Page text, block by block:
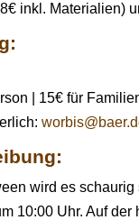
inkl. Materialien)
| 15€ für
wird es
10:00 Uhr. Auf